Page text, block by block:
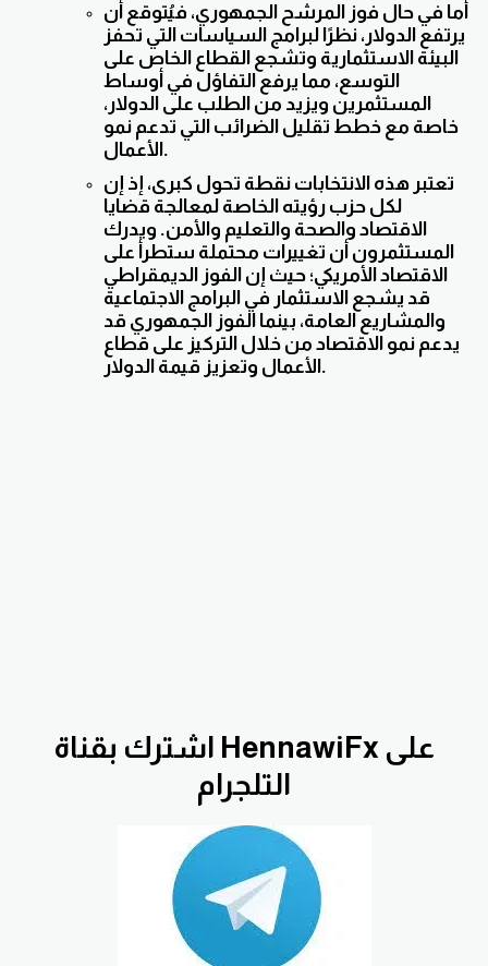
أما في حال فوز المرشح الجمهوري، فيُتوقع أن
يرتفع الدولار، نظرًا لبرامج السياسات التي تحفز
البيئة الاستثمارية وتشجع القطاع الخاص على
التوسع، مما يرفع التفاؤل في أوساط
المستثمرين ويزيد من الطلب على الدولار،
خاصة مع خطط تقليل الضرائب التي تدعم نمو
الأعمال.
تعتبر هذه الانتخابات نقطة تحول كبرى، إذ إن
لكل حزب رؤيته الخاصة لمعالجة قضايا
الاقتصاد والصحة والتعليم والأمن. ويدرك
المستثمرون أن تغييرات محتملة ستطرأ على
الاقتصاد الأمريكي؛ حيث إن الفوز الديمقراطي
قد يشجع الاستثمار في البرامج الاجتماعية
والمشاريع العامة، بينما الفوز الجمهوري قد
يدعم نمو الاقتصاد من خلال التركيز على قطاع
الأعمال وتعزيز قيمة الدولار.
اشترك بقناة HennawiFx على
التلجرام